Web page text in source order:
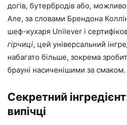
догів, бутербродів або,
Але, за словами Брендона
шеф-кухаря Unilever і
гірчиці, цей універсальний
набагато більше, зокрема
брауні насиченішими за смаком.
Секретний
випічці